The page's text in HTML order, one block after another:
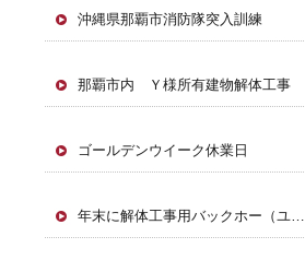
沖縄県那覇市消防隊突入訓練
那覇市内 Ｙ様所有建物解体工事
ゴールデンウイーク休業日
年末に解体工事用バックホー（ユンボ）がヤードに戻ってきました。